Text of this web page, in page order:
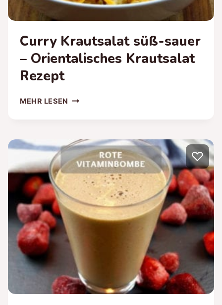
Curry Krautsalat süß-sauer
– Orientalisches Krautsalat
Rezept
MEHR LESEN CURRY
– O
RIENTALISCHES K
RAUTSALAT R
EZEPT
♡